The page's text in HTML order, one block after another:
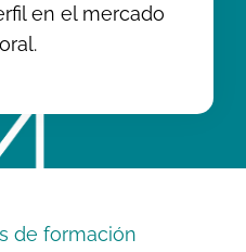
en el mercado
de formación